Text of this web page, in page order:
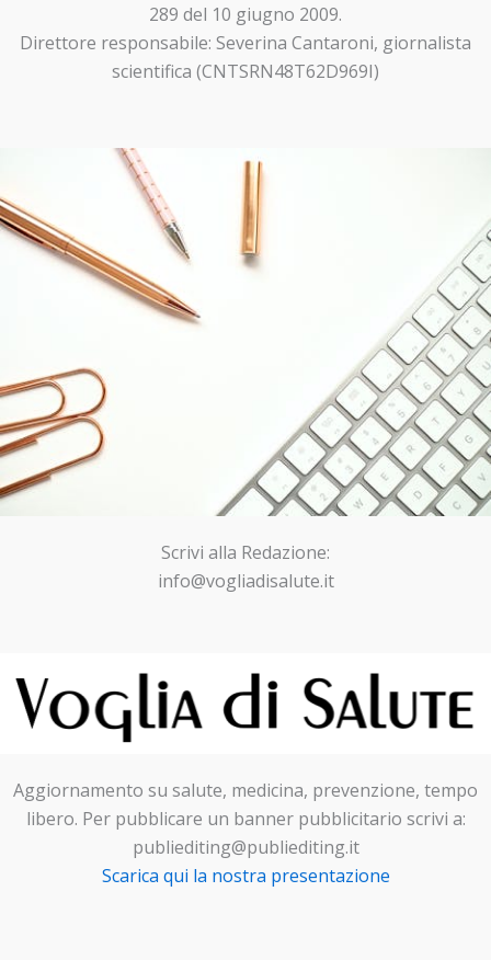
289 del 10 giugno 2009.
Direttore responsabile: Severina Cantaroni, giornalista
scientifica (CNTSRN48T62D969I)
Scrivi alla Redazione:
info@vogliadisalute.it
Aggiornamento su salute, medicina, prevenzione, tempo
libero. Per pubblicare un banner pubblicitario scrivi a:
publiediting@publiediting.it
Scarica qui la nostra presentazione